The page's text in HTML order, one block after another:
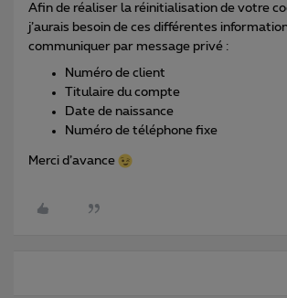
Afin de réaliser la réinitialisation de votre
j’aurais besoin de ces différentes
communiquer par message privé :
Numéro de client
Titulaire du compte
Date de naissance
Numéro de téléphone fixe
Merci d’avance